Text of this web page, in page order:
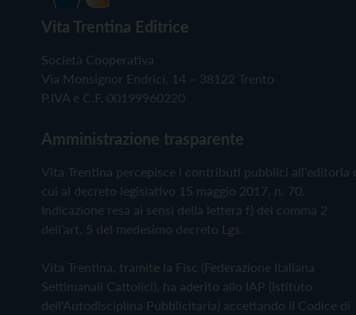
Vita Trentina Editrice
Società Cooperativa
Via Monsignor Endrici, 14 – 38122 Trento
P.IVA e C.F. 00199960220
Amministrazione trasparente
Vita Trentina percepisce i contributi pubblici all'editoria
cui al decreto legislativo 15 maggio 2017, n. 70.
Indicazione resa ai sensi della lettera f) del comma 2
dell'art. 5 del medesimo decreto Lgs.
Vita Trentina, tramite la Fisc (Federazione Italiana
Settimanali Cattolici), ha aderito allo IAP (Istituto
dell'Autodisciplina Pubblicitaria) accettando il Codice di